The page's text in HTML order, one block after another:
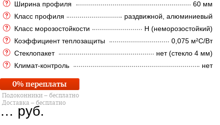
Ширина профиля
60 мм
Класс профиля
раздвижной, алюминиевый
Класс морозостойкости
Н (неморозостойкий)
Коэффициент теплозащиты
0,075 м²C/Вт
Стеклопакет
нет (стекло 4 мм)
Климат-контроль
нет
0% переплаты
Подоконники – бесплатно
Доставка – бесплатно
… руб.